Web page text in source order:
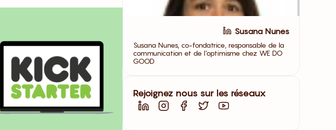
Susana Nunes
Susana Nunes, co-fondatrice, responsable de la
communication et de l’optimisme chez WE DO
GOOD
Rejoignez nous sur les réseaux